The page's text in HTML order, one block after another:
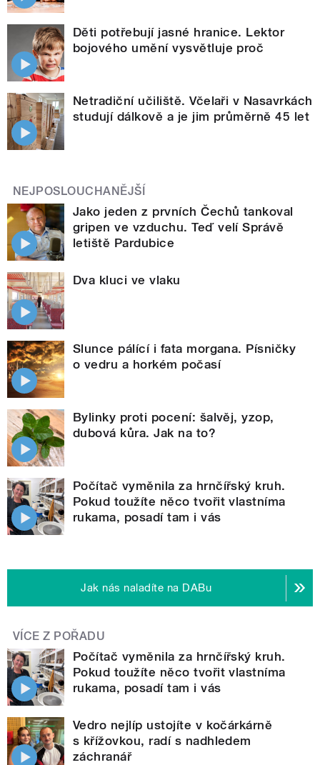
Děti potřebují jasné hranice. Lektor
bojového umění vysvětluje proč
Netradiční učiliště. Včelaři v Nasavrkách
studují dálkově a je jim průměrně 45 let
NEJPOSLOUCHANĚJŠÍ
Jako jeden z prvních Čechů tankoval
gripen ve vzduchu. Teď velí Správě
letiště Pardubice
Dva kluci ve vlaku
Slunce pálící i fata morgana. Písničky
o vedru a horkém počasí
Bylinky proti pocení: šalvěj, yzop,
dubová kůra. Jak na to?
Počítač vyměnila za hrnčířský kruh.
Pokud toužíte něco tvořit vlastníma
rukama, posadí tam i vás
Jak nás naladíte na DABu
VÍCE Z POŘADU
Počítač vyměnila za hrnčířský kruh.
Pokud toužíte něco tvořit vlastníma
rukama, posadí tam i vás
Vedro nejlíp ustojíte v kočárkárně
s křížovkou, radí s nadhledem
záchranář